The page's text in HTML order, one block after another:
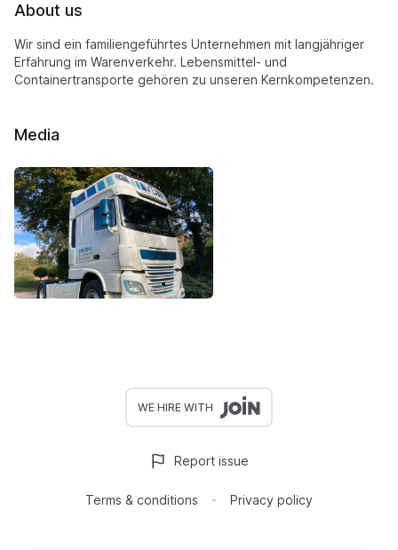
About us
Wir sind ein familiengeführtes Unternehmen mit langjähriger
Erfahrung im Warenverkehr. Lebensmittel- und
Containertransporte gehören zu unseren Kernkompetenzen.
Media
WE HIRE WITH
Terms & conditions Privacy policy
Report issue